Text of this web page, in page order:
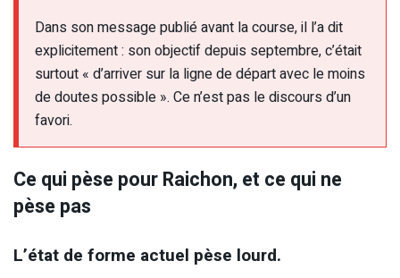
Dans son message publié avant la course, il l’a dit
explicitement : son objectif depuis septembre, c’était
surtout « d’arriver sur la ligne de départ avec le moins
de doutes possible ». Ce n’est pas le discours d’un
favori.
Ce qui pèse pour Raichon, et ce qui ne
pèse pas
L’état de forme actuel pèse lourd.